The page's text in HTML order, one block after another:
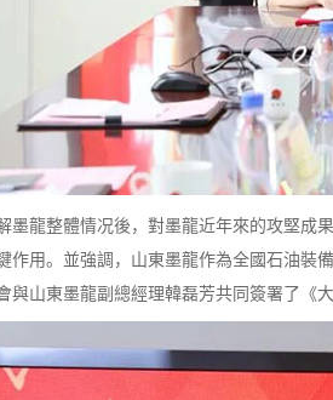
龍整體情况後，對墨龍近年來的攻堅成
作用。並強調，山東墨龍作為全國石油裝
與山東墨龍副總經理韓磊芳共同簽署了《